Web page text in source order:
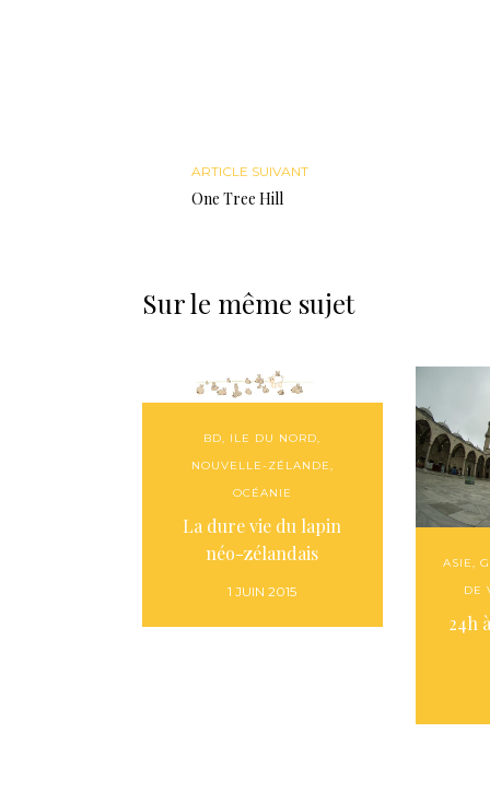
ARTICLE SUIVANT
One Tree Hill
Sur le même sujet
BD, ILE DU NORD,
NOUVELLE-ZÉLANDE,
OCÉANIE
La dure vie du lapin
néo-zélandais
1 JUIN 2015
ASIE,
DE
24h